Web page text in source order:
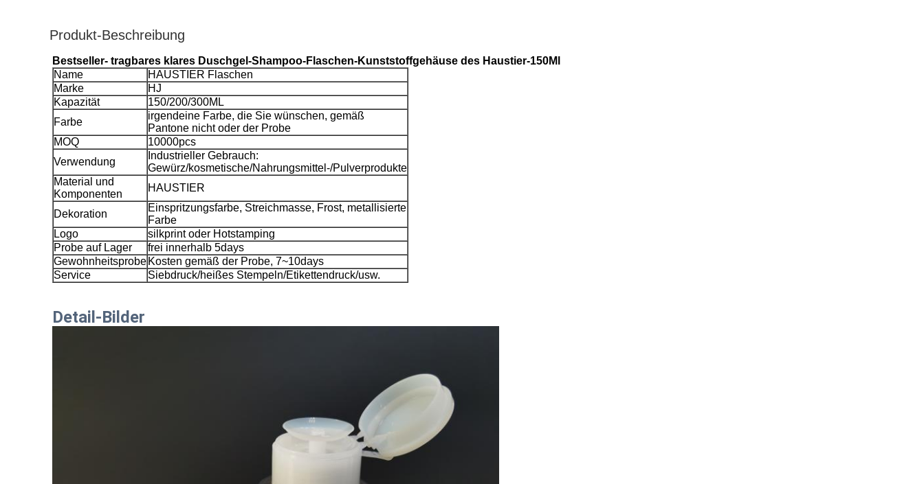
Produkt-Beschreibung
Bestseller- tragbares klares Duschgel-Shampoo-Flaschen-Kunststoffgehäuse des Haustier-150Ml
Name
HAUSTIER Flaschen
Marke
HJ
Kapazität
150/200/300ML
Farbe
irgendeine Farbe, die Sie wünschen, gemäß
Pantone nicht oder der Probe
MOQ
10000pcs
Verwendung
Industrieller Gebrauch:
Gewürz/kosmetische/Nahrungsmittel-/Pulverprodukte
Material und
Komponenten
HAUSTIER
Dekoration
Einspritzungsfarbe, Streichmasse, Frost, metallisierte
Farbe
Logo
silkprint oder Hotstamping
Probe auf Lager
frei innerhalb 5days
Gewohnheitsprobe Kosten gemäß der Probe, 7~10days
Service
Siebdruck/heißes Stempeln/Etikettendruck/usw.
Detail-Bilder